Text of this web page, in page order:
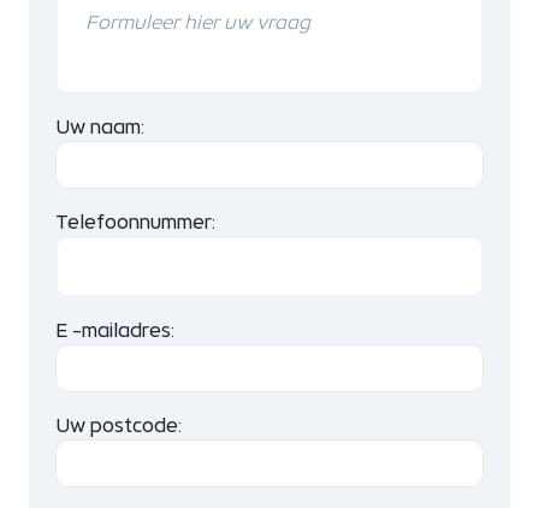
Uw naam:
Telefoonnummer:
E -mailadres:
Uw postcode: